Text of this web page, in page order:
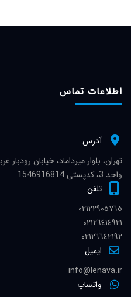
اطلاعات تماس
آدرس
واحد 3، کدپستی 1546916814
تلفن
٠٢١٢٢٩٠٥٧٦٥
٠٢١٢٦٤١٤٩٢١
٠٢١٢٦٦٤٢١٩٢
ایمیل
info@lenava.ir
واتساپ